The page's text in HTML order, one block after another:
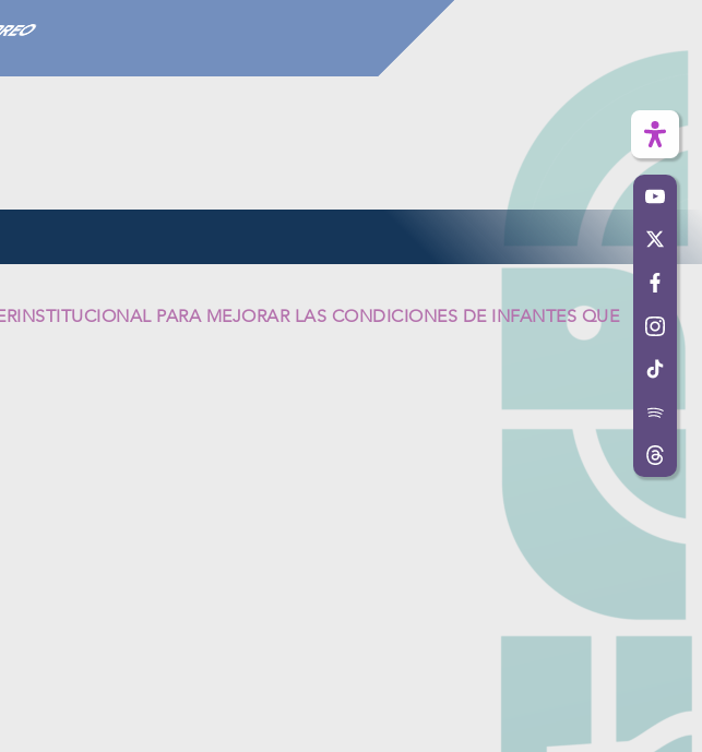
PARA MEJORAR LAS CONDICIONES DE INFANTES QUE